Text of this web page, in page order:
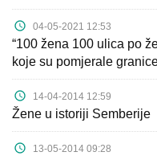
04-05-2021 12:53
“100 žena 100 ulica po
koje su pomjerale
14-04-2014 12:59
Žene u istoriji Semberije
13-05-2014 09:28